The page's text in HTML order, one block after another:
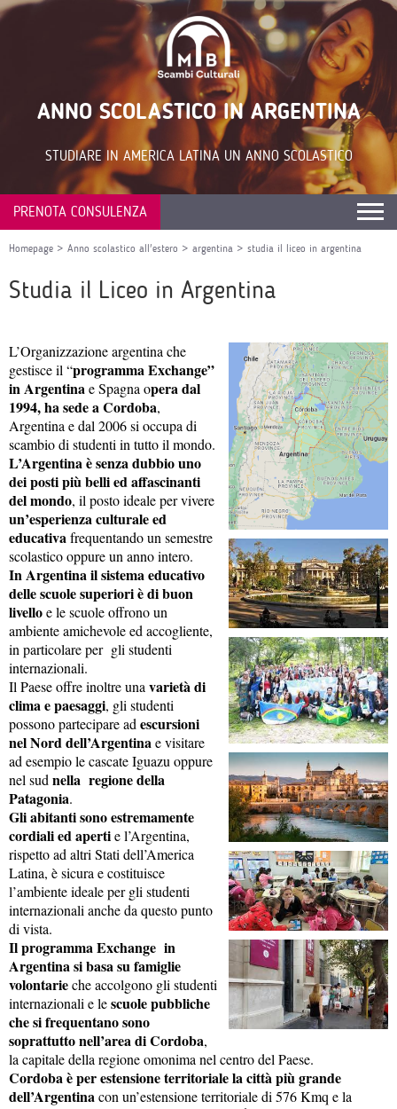
ANNO SCOLASTICO IN ARGENTINA
STUDIARE IN AMERICA LATINA UN ANNO SCOLASTICO
PRENOTA CONSULENZA
Homepage > Anno scolastico all'estero > argentina > studia il liceo in argentina
Studia il Liceo in Argentina
L’Organizzazione argentina che
gestisce il “programma Exchange”
in Argentinae Spagna opera dal
1994, ha sede a Cordoba,
Argentina e dal 2006 si occupa di
scambio di studenti in tutto il mondo.
L’Argentina è senza dubbio uno
dei posti più belli ed affascinanti
del mondo, il posto ideale per vivere
un’esperienza culturale ed
educativafrequentando un semestre
scolastico oppure un anno intero.
In Argentina il sistema educativo
delle scuole superiori è di buon
livelloe le scuole offrono un
ambiente amichevole ed accogliente,
in particolare per gli studenti
internazionali.
Il Paese offre inoltre una varietà di
clima e paesaggi, gli studenti
possono partecipare ad escursioni
nel Nord dell’Argentinae visitare
ad esempio le cascate Iguazu oppure
nel sud nella regione della
Patagonia.
Gli abitanti sono estremamente
cordiali ed apertie l’Argentina,
rispetto ad altri Stati dell’America
Latina, è sicura e costituisce
l’ambiente ideale per gli studenti
internazionali anche da questo punto
di vista.
Il programma Exchange in
Argentina si basa su famiglie
volontarieche accolgono gli studenti
internazionali e lescuole pubbliche
che si frequentano sono
soprattutto nell’area di Cordoba,
la capitale della regione omonima nel centro del Paese.
Cordoba è per estensione territoriale la città più grande
dell’Argentinacon un’estensione territoriale di 576 Kmq e la